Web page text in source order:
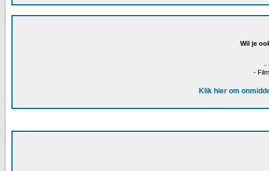
Wil je
-
-
Klik hier om